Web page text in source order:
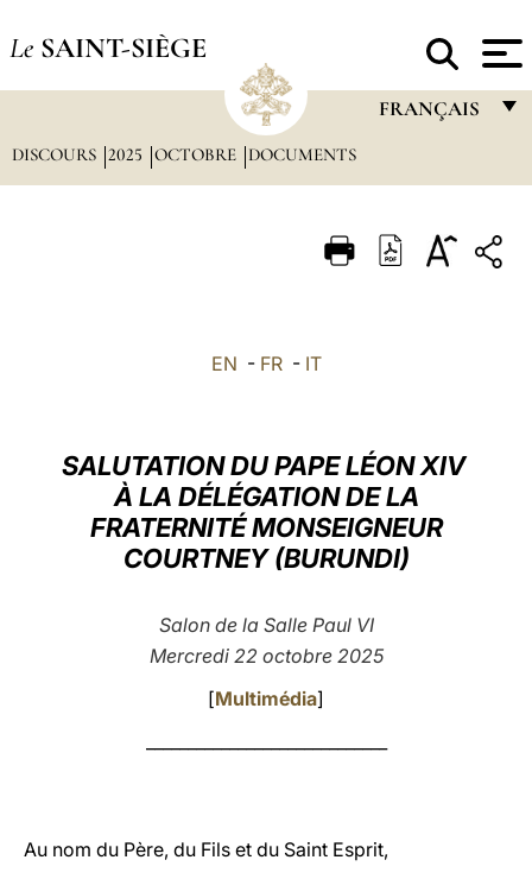
Le SAINT-SIÈGE
FRANÇAIS
ITALIANO
العربيّة
中文
LATINE
DISCOURS 2025 OCTOBRE DOCUMENTS
EN - FR- IT
SALUTATION DU PAPE LÉON XIV
À LA DÉLÉGATION DE LA
FRATERNITÉ MONSEIGNEUR
COURTNEY (BURUNDI)
Salon de la Salle Paul VI
Mercredi 22 octobre 2025
[Multimédia]
Au nom du Père, du Fils et du Saint Esprit,